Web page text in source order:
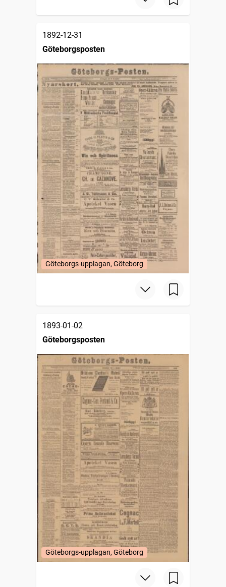
1892-12-31
Göteborgsposten
Göteborgs-upplagan, Göteborg
1893-01-02
Göteborgsposten
Göteborgs-upplagan, Göteborg